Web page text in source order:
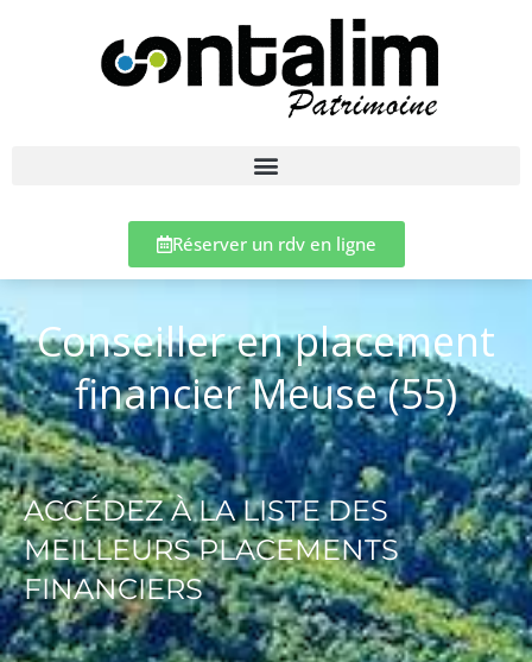
Réserver un rdv en ligne
Conseiller en placement
financier Meuse (55)
ACCÉDEZ À LA LISTE DES
MEILLEURS PLACEMENTS
FINANCIERS